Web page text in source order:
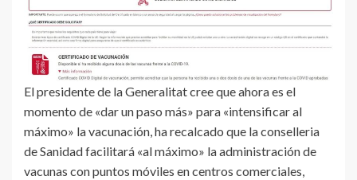
El presidente de la Generalitat cree que ahora es el
momento de «dar un paso más» para «intensificar al
máximo» la vacunación, ha recalcado que la conselleria
de Sanidad facilitará «al máximo» la administración de
vacunas con puntos móviles en centros comerciales,